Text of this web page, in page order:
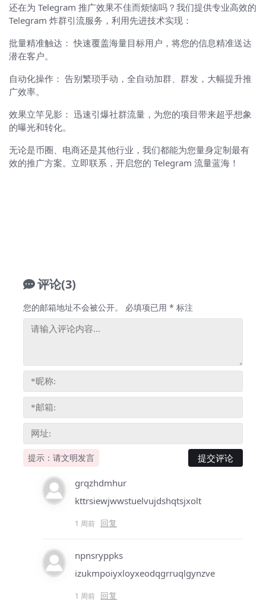
还在为 Telegram 推广效果不佳而烦恼吗？我们提供专业高效的
Telegram 炸群引流服务，利用先进技术实现：
批量精准触达： 快速覆盖海量目标用户，将您的信息精准送达
潜在客户。
自动化操作： 告别繁琐手动，全自动加群、群发，大幅提升推
广效率。
效果立竿见影： 迅速引爆社群流量，为您的项目带来超乎想象
的曝光和转化。
无论是币圈、电商还是其他行业，我们都能为您量身定制最有
效的推广方案。立即联系，开启您的 Telegram 流量蓝海！
评论(3)
提示：请文明发言
您的邮箱地址不会被公开。 必填项已用 * 标注
grqzhdmhur
kttrsiewjwwstuelvujdshqtsjxolt
1 周前 回复
npnsryppks
izukmpoiyxloyxeodqgrruqlgynzve
1 周前 回复